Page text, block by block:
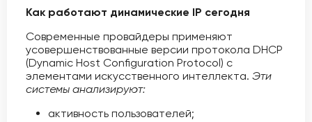
Как работают динамические IP сегодня
Современные провайдеры применяют
усовершенствованные версии протокола DHCP
(Dynamic Host Configuration Protocol) с
элементами искусственного интеллекта. Эти
системы анализируют:
активность пользователей;